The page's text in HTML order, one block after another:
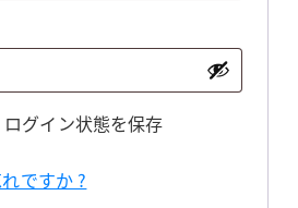
ログイン状態を保存
ですか ?